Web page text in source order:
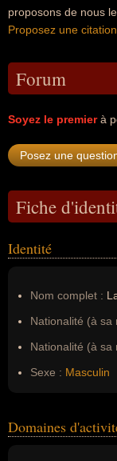
proposons de nous
Proposez une citation
Forum
Soyez le premierà
Fiche
Identité
Nom complet :
Nationalité (à sa
Nationalité (à sa
Sexe : Masculin
Domaines